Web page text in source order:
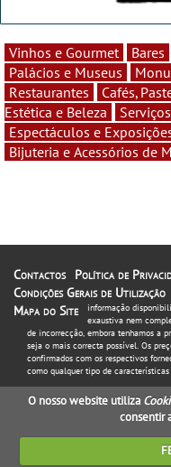
Vinhos e Gourmet Bares
Palácios e Museus
Restaurantes
Cafés,
Estética e Beleza
Serviços
Espectáculos e
Bijuteria e Acessórios de
Contactos
Política de
Condições Gerais de Utilização
Mapa do Site
informação
exaustiva nem
de incorrecção, embora tenhamos a
seja o mais correcta possível. Os
confirmados com os respectivos
como qualquer tipo de
O nosso website utiliza
consentir